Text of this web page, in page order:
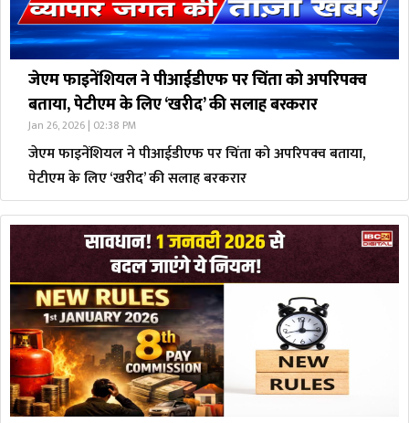
जेएम फाइनेंशियल ने पीआईडीएफ पर चिंता को अपरिपक्व
बताया, पेटीएम के लिए ‘खरीद’ की सलाह बरकरार
Jan 26, 2026 | 02:38 PM
जेएम फाइनेंशियल ने पीआईडीएफ पर चिंता को अपरिपक्व बताया,
पेटीएम के लिए ‘खरीद’ की सलाह बरकरार